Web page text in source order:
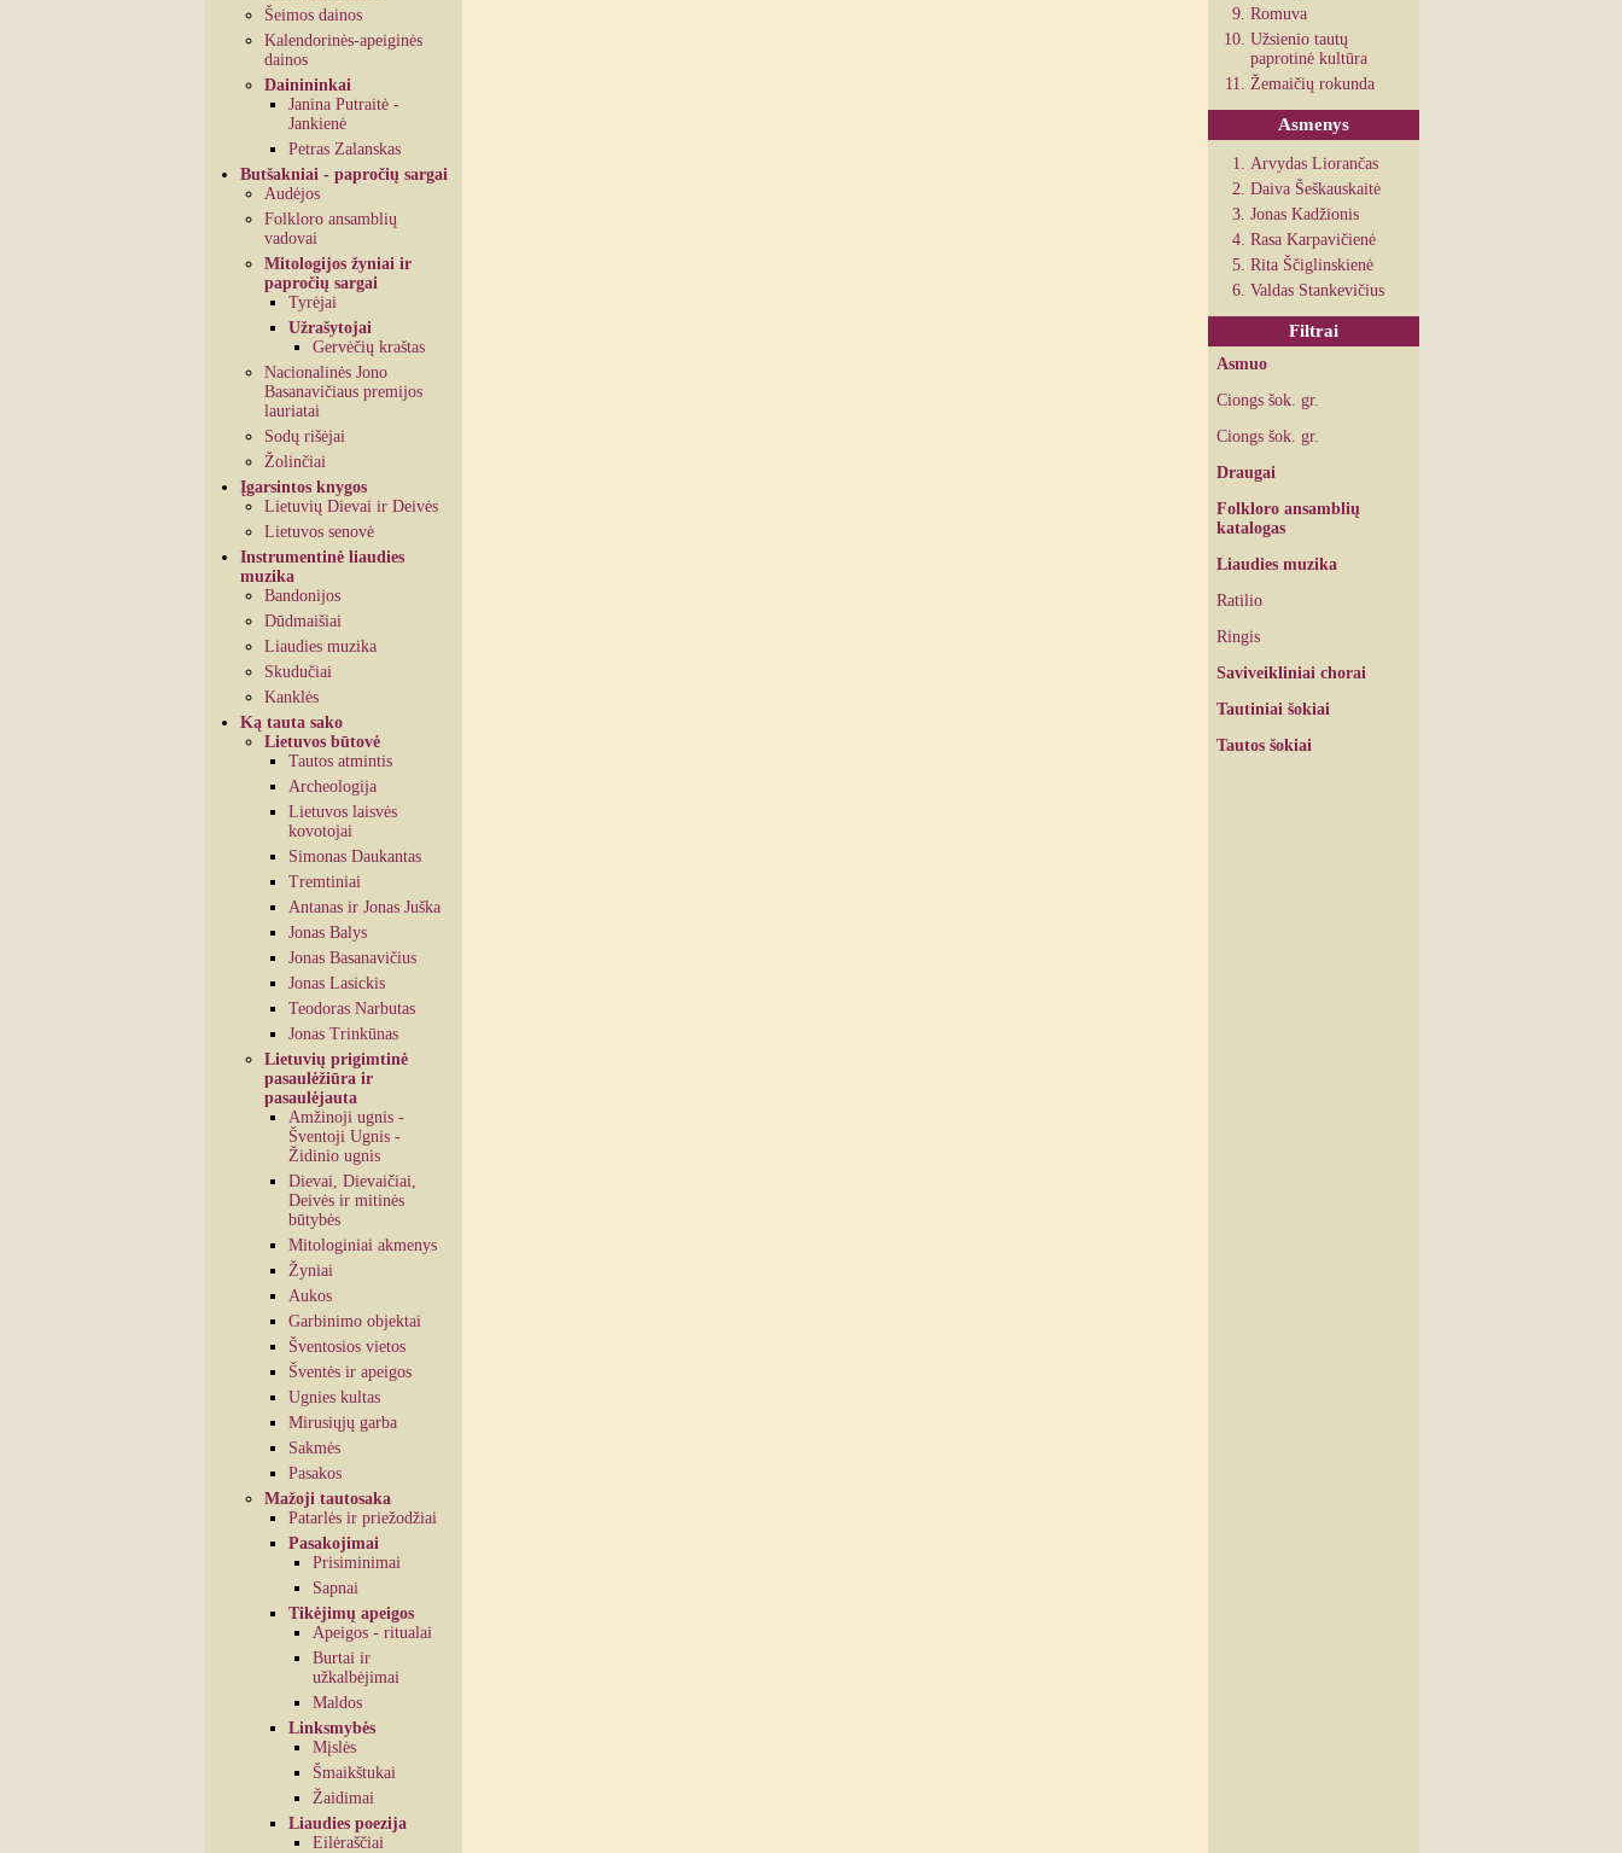
Šeimos dainos
Kalendorinės-apeiginės
dainos
Dainininkai
Janina Putraitė -
Jankienė
Petras Zalanskas
Butšakniai - papročių sargai
Audėjos
Folkloro ansamblių
vadovai
Mitologijos žyniai ir
papročių sargai
Tyrėjai
Užrašytojai
Gervėčių kraštas
Nacionalinės Jono
Basanavičiaus premijos
lauriatai
Sodų rišėjai
Žolinčiai
Įgarsintos knygos
Lietuvių Dievai ir Deivės
Lietuvos senovė
Instrumentinė liaudies
muzika
Bandonijos
Dūdmaišiai
Liaudies muzika
Skudučiai
Kanklės
Ką tauta sako
Lietuvos būtovė
Tautos atmintis
Archeologija
Lietuvos laisvės
kovotojai
Simonas Daukantas
Tremtiniai
Antanas ir Jonas Juška
Jonas Balys
Jonas Basanavičius
Jonas Lasickis
Teodoras Narbutas
Jonas Trinkūnas
Lietuvių prigimtinė
pasaulėžiūra ir
pasaulėjauta
Amžinoji ugnis -
Šventoji Ugnis -
Židinio ugnis
Dievai, Dievaičiai,
Deivės ir mitinės
būtybės
Mitologiniai akmenys
Žyniai
Aukos
Garbinimo objektai
Šventosios vietos
Šventės ir apeigos
Ugnies kultas
Mirusiųjų garba
Sakmės
Pasakos
Mažoji tautosaka
Patarlės ir priežodžiai
Pasakojimai
Prisiminimai
Sapnai
Tikėjimų apeigos
Apeigos - ritualai
Burtai ir
užkalbėjimai
Maldos
Linksmybės
Mįslės
Šmaikštukai
Žaidimai
Liaudies poezija
Eilėraščiai
Romuva
Užsienio tautų
paprotinė kultūra
Žemaičių rokunda
Asmenys
Arvydas Liorančas
Daiva Šeškauskaitė
Jonas Kadžionis
Rasa Karpavičienė
Rita Ščiglinskienė
Valdas Stankevičius
Filtrai
Asmuo
Ciongs šok. gr.
Ciongs šok. gr.
Draugai
Folkloro ansamblių
katalogas
Liaudies muzika
Ratilio
Ringis
Saviveikliniai chorai
Tautiniai šokiai
Tautos šokiai